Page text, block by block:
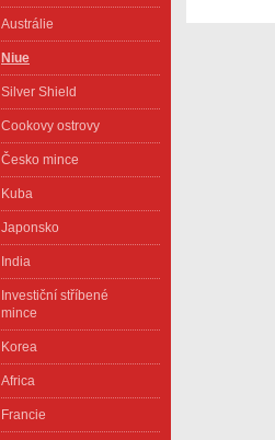
Austrálie
Niue
Silver Shield
Cookovy ostrovy
Česko mince
Kuba
Japonsko
India
Investiční stříbené
mince
Korea
Africa
Francie